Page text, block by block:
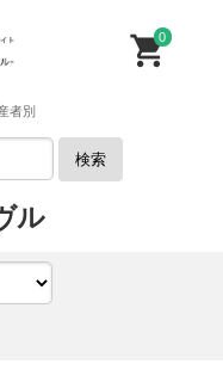
0
者別
検索
ル